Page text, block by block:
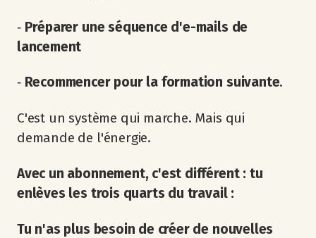
‐ Préparer une séquence d'e-mails de
lancement
‐ Recommencer pour la formation suivante.
C'est un système qui marche. Mais qui
demande de l'énergie.
Avec un abonnement, c'est différent : tu
enlèves les trois quarts du travail :
Tu n'as plus besoin de créer de nouvelles